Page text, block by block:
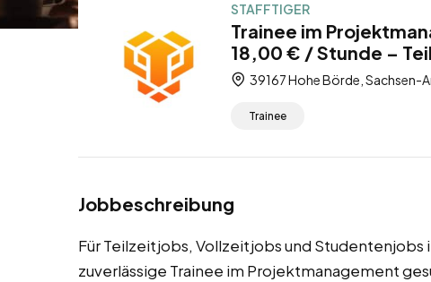
STAFFTIGER
Trainee im
18,00 € / Stunde –
39167 Hohe Börde, Sachsen-
Trainee
Jobbeschreibung
Für Teilzeitjobs, Vollzeitjobs und
zuverlässige Trainee im Projektmanagement